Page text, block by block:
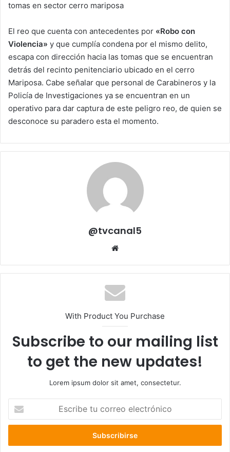
tomas en sector cerro mariposa
El reo que cuenta con antecedentes por «Robo con
Violencia» y que cumplía condena por el mismo delito,
escapa con dirección hacia las tomas que se encuentran
detrás del recinto penitenciario ubicado en el cerro
Mariposa. Cabe señalar que personal de Carabineros y la
Policía de Investigaciones ya se encuentran en un
operativo para dar captura de este peligro reo, de quien se
desconoce su paradero esta el momento.
@tvcanal5
With Product You Purchase
Subscribe to our mailing list
to get the new updates!
Lorem ipsum dolor sit amet, consectetur.
correo